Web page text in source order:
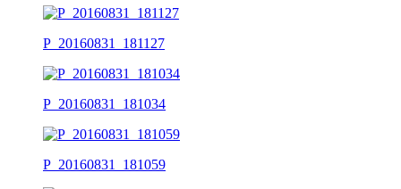
P_20160831_181127
P_20160831_181034
P_20160831_181059